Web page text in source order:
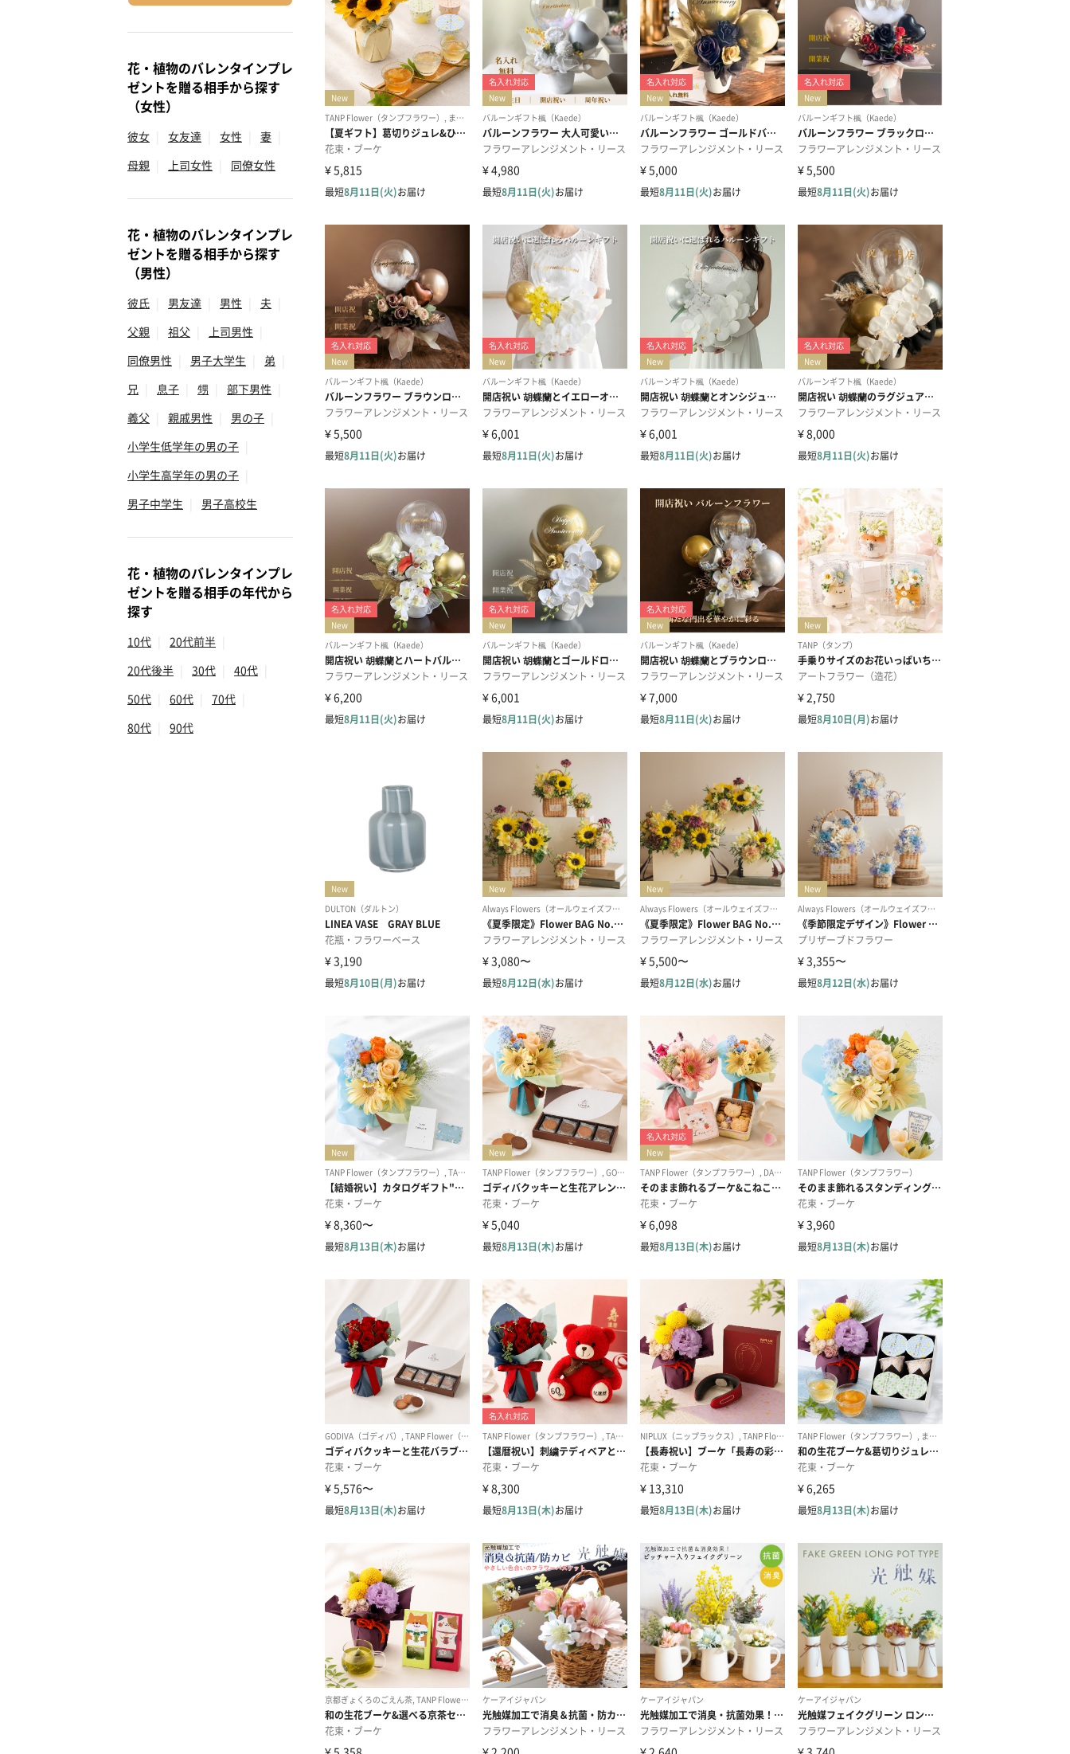
花・植物のバレンタインプレ
ゼントを贈る相手から探す
（女性）
彼女 女友達 女性 妻
母親
上司女性 同僚女性
花・植物のバレンタインプレ
ゼントを贈る相手から探す
（男性）
彼氏 男友達 男性 夫
父親
祖父 上司男性
同僚男性
男子大学生 弟
兄
息子 甥 部下男性
義父
親戚男性 男の子
小学生低学年の男の子
小学生高学年の男の子
男子中学生
男子高校生
花・植物のバレンタインプレ
ゼントを贈る相手の年代から
探す
10代 20代前半
20代後半
30代 40代
50代
60代 70代
80代
90代